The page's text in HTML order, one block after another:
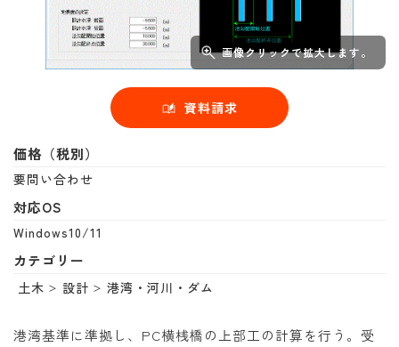
画像クリックで拡大します。
資料請求
価格（税別）
要問い合わせ
対応OS
Windows10/11
カテゴリー
土木 設計 港湾・河川・ダム
港湾基準に準拠し、PC横桟橋の上部工の計算を行う。受